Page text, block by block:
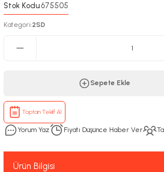
Stok Kodu:675505
Kategori:2SD
Sepete Ekle
Toptan Teklif Al
Yorum Yaz Fiyatı Düşünce Haber Ver
Ürün Bilgisi